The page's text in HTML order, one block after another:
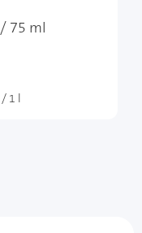
75 ml
1 l